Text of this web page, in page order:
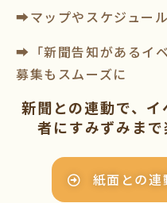
➡マップやスケジュー
➡「新聞告知があるイ
募集もスムーズに
新聞との連動で、
者にすみずみまで
紙面との連